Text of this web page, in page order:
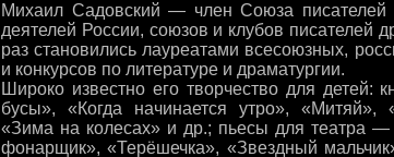
Михаил Садовский — член Союза
деятелей России, союзов и клубов писателей
раз становились лауреатами всесоюзных,
и конкурсов по литературе и драматургии.
Широко известно его творчество для
бусы», «Когда начинается утро»,
«Зима на колесах» и др.; пьесы для театра
фонарщик», «Терёшечка», «Звездный